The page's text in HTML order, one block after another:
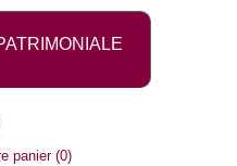
panier(0)